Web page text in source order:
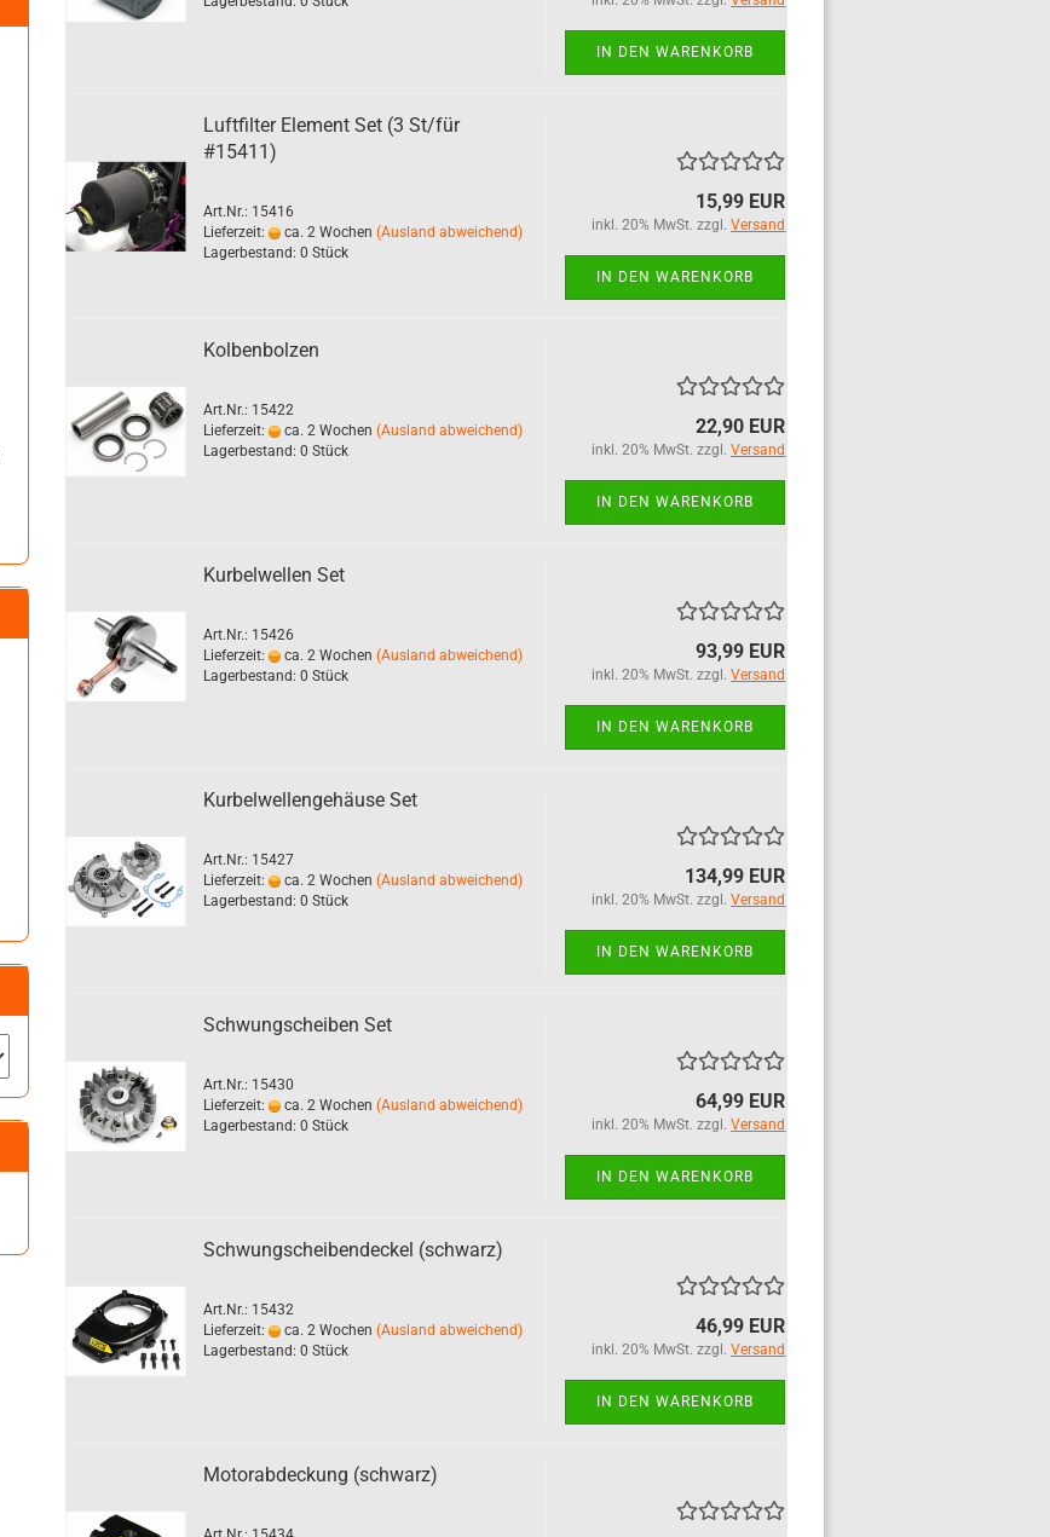
IN DEN WARENKORB
Luftfilter Element Set (3 St/für
#15411)
Art.Nr.: 15416
Lieferzeit:
ca. 2 Wochen (Ausland abweichend)
Lagerbestand: 0 Stück
15,99 EUR
inkl. 20% MwSt. zzgl.Versand
IN DEN WARENKORB
Kolbenbolzen
Art.Nr.: 15422
Lieferzeit:
ca. 2 Wochen (Ausland abweichend)
Lagerbestand: 0 Stück
22,90 EUR
inkl. 20% MwSt. zzgl.Versand
IN DEN WARENKORB
Kurbelwellen Set
Art.Nr.: 15426
Lieferzeit:
ca. 2 Wochen (Ausland abweichend)
Lagerbestand: 0 Stück
93,99 EUR
inkl. 20% MwSt. zzgl.Versand
IN DEN WARENKORB
Kurbelwellengehäuse Set
Art.Nr.: 15427
Lieferzeit:
ca. 2 Wochen (Ausland abweichend)
Lagerbestand: 0 Stück
134,99 EUR
inkl. 20% MwSt. zzgl.Versand
IN DEN WARENKORB
Schwungscheiben Set
Art.Nr.: 15430
Lieferzeit:
ca. 2 Wochen (Ausland abweichend)
Lagerbestand: 0 Stück
64,99 EUR
inkl. 20% MwSt. zzgl.Versand
IN DEN WARENKORB
Schwungscheibendeckel (schwarz)
Art.Nr.: 15432
Lieferzeit:
ca. 2 Wochen (Ausland abweichend)
Lagerbestand: 0 Stück
46,99 EUR
inkl. 20% MwSt. zzgl.Versand
IN DEN WARENKORB
Motorabdeckung (schwarz)